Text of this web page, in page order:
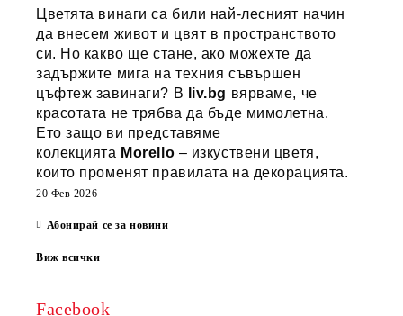
Цветята винаги са били най-лесният начин
да внесем живот и цвят в пространството
си. Но какво ще стане, ако можехте да
задържите мига на техния съвършен
цъфтеж завинаги? В
liv.bg вярваме, че
красотата не трябва да бъде мимолетна.
Ето защо ви представяме
колекцията Morello – изкуствени цветя,
които променят правилата на декорацията.
20 Фев 2026
Абонирай се за новини
Виж всички
Facebook